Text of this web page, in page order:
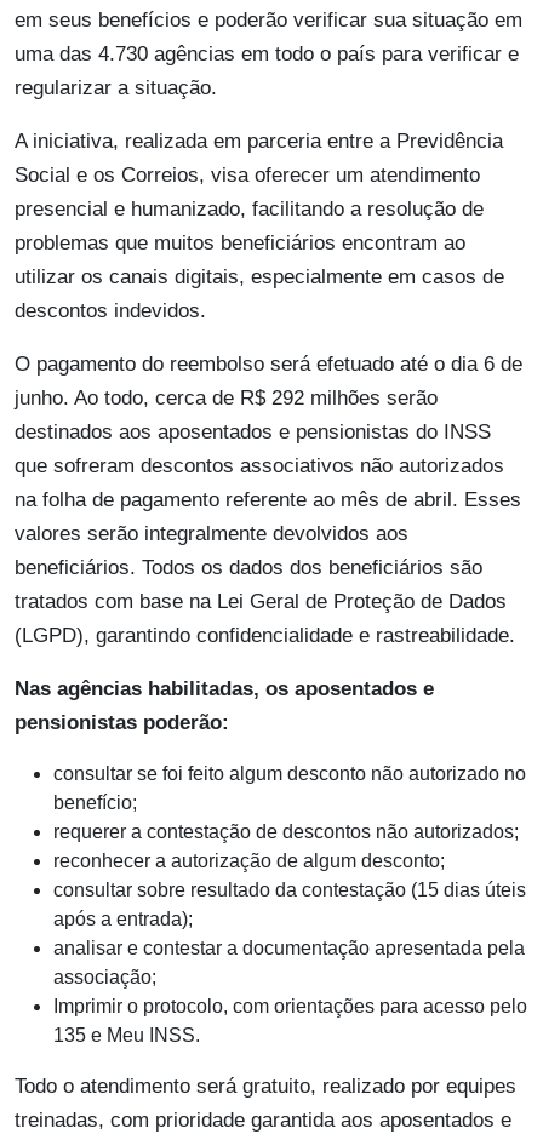
em seus benefícios e poderão verificar sua situação em
uma das 4.730 agências em todo o país para verificar e
regularizar a situação.
A iniciativa, realizada em parceria entre a Previdência
Social e os Correios, visa oferecer um atendimento
presencial e humanizado, facilitando a resolução de
problemas que muitos beneficiários encontram ao
utilizar os canais digitais, especialmente em casos de
descontos indevidos.
O pagamento do reembolso será efetuado até o dia 6 de
junho. Ao todo, cerca de R$ 292 milhões serão
destinados aos aposentados e pensionistas do INSS
que sofreram descontos associativos não autorizados
na folha de pagamento referente ao mês de abril. Esses
valores serão integralmente devolvidos aos
beneficiários. Todos os dados dos beneficiários são
tratados com base na Lei Geral de Proteção de Dados
(LGPD), garantindo confidencialidade e rastreabilidade.
Nas agências habilitadas, os aposentados e
pensionistas poderão:
consultar se foi feito algum desconto não autorizado no
benefício;
requerer a contestação de descontos não autorizados;
reconhecer a autorização de algum desconto;
consultar sobre resultado da contestação (15 dias úteis
após a entrada);
analisar e contestar a documentação apresentada pela
associação;
Imprimir o protocolo, com orientações para acesso pelo
135 e Meu INSS.
Todo o atendimento será gratuito, realizado por equipes
treinadas, com prioridade garantida aos aposentados e